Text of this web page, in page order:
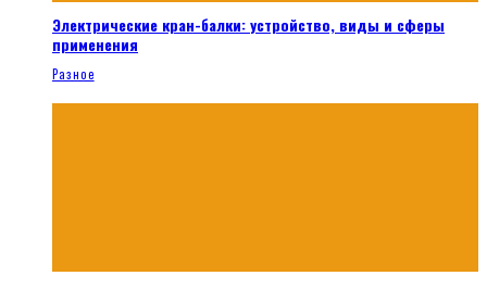
Электрические кран-балки: устройство, виды и сферы
применения
Разное